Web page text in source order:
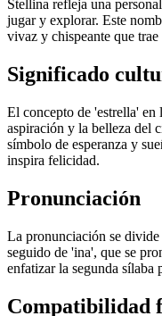
Stellina refleja una
jugar y explorar. Este
vivaz y chispeante que
Significado
El concepto de 'estrella' en
aspiración y la belleza del
símbolo de esperanza y
inspira felicidad.
Pronunciación
La pronunciación se divide
seguido de 'ina', que se
enfatizar la segunda sílaba
Compatibilidad